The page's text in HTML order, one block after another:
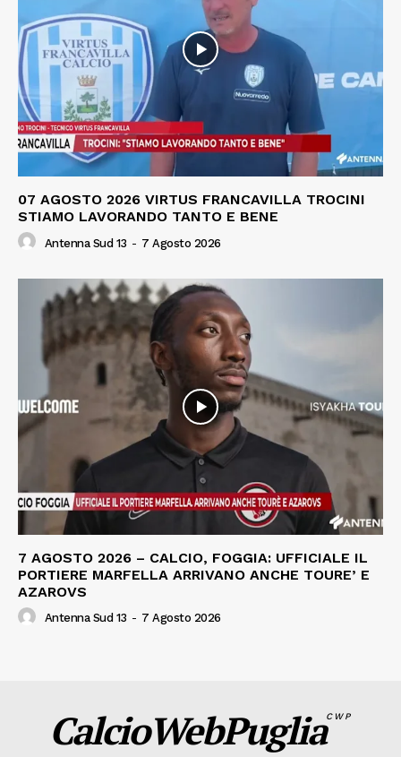
07 AGOSTO 2026 VIRTUS FRANCAVILLA TROCINI
STIAMO LAVORANDO TANTO E BENE
Antenna Sud 13 - 7 Agosto 2026
7 AGOSTO 2026 – CALCIO, FOGGIA: UFFICIALE IL
PORTIERE MARFELLA ARRIVANO ANCHE TOURE’ E
AZAROVS
Antenna Sud 13 - 7 Agosto 2026
CalcioWebPugliaCWP